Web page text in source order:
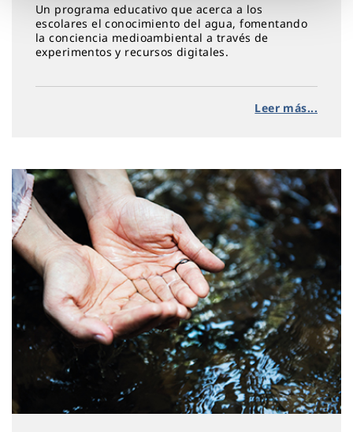
Un programa educativo que acerca a los
escolares el conocimiento del agua, fomentando
la conciencia medioambiental a través de
experimentos y recursos digitales.
Leer más...